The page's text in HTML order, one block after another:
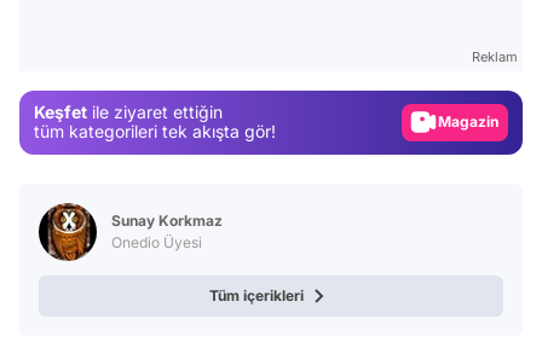
Reklam
Keşfet ile ziyaret ettiğin
tüm kategorileri tek akışta gör!
Magazin
Sunay Korkmaz
Onedio Üyesi
Tüm içerikleri